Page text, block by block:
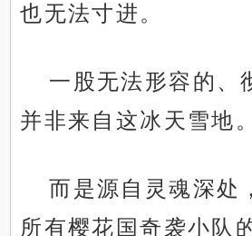
也无法寸进。
一股无法形容的、
并非来自这冰天雪地。
而是源自灵魂深处
所有樱花国奇袭小队